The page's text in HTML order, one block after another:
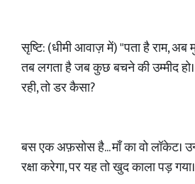
सृष्टि: (धीमी आवाज़ में) "पता है राम,
तब लगता है जब कुछ बचने की उम्मीद
रही, तो डर कैसा?
बस एक अफ़सोस है... माँ का वो लॉकेट।
रक्षा करेगा, पर यह तो खुद काला पड़